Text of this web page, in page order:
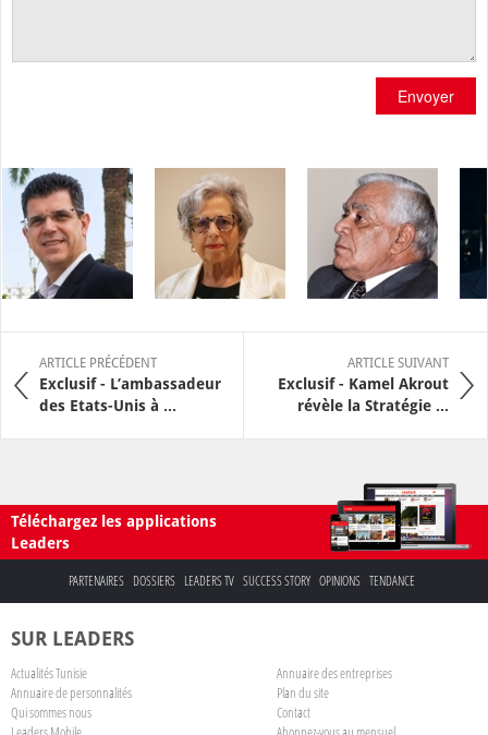
Envoyer
ARTICLE PRÉCÉDENT
Exclusif - L’ambassadeur
des Etats-Unis à ...
ARTICLE SUIVANT
Exclusif - Kamel Akrout
révèle la Stratégie ...
Téléchargez les applications
Leaders
PARTENAIRES DOSSIERS LEADERS TV SUCCESS STORY OPINIONS TENDANCE
SUR LEADERS
Actualités Tunisie
Annuaire des entreprises
Annuaire de personnalités
Plan du site
Qui sommes nous
Contact